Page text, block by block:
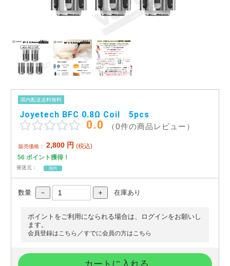
国内配送送料無料
Joyetech BFC 0.8Ω Coil 5pcs
0.0 （0件の商品レビュー）
販売価格： 2,800 円 (税込)
56 ポイント獲得！
発送元： 国内
数量 在庫あり
ポイントをご利用になられる場合は、ログインをお願いし
ます。
会員登録はこちら ／すでに会員の方はこちら